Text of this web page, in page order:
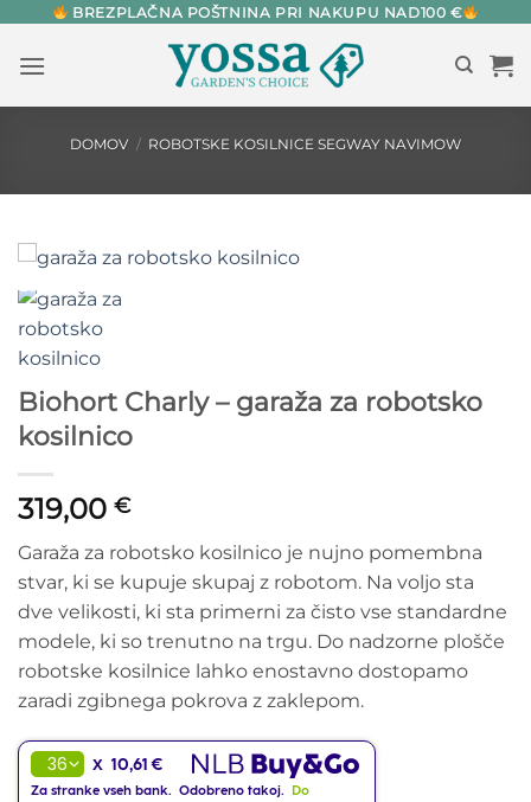
content
BREZPLAČNA POŠTNINA PRI NAKUPU NAD100 €
DOMOV / ROBOTSKE KOSILNICE SEGWAY NAVIMOW
Biohort Charly – garaža za robotsko
kosilnico
319,00 €
Garaža za robotsko kosilnico je nujno pomembna
stvar, ki se kupuje skupaj z robotom. Na voljo sta
dve velikosti, ki sta primerni za čisto vse standardne
modele, ki so trenutno na trgu. Do nadzorne plošče
robotske kosilnice lahko enostavno dostopamo
zaradi zgibnega pokrova z zaklepom.
X 10,61 €
Za stranke vseh bank. Odobreno takoj.
Do